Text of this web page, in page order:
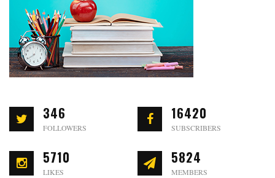
346
FOLLOWERS
16420
SUBSCRIBERS
5710
LIKES
5824
MEMBERS